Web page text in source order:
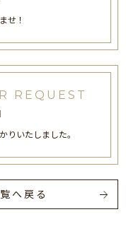
せ！
REQUEST
りいたしました。
へ戻る